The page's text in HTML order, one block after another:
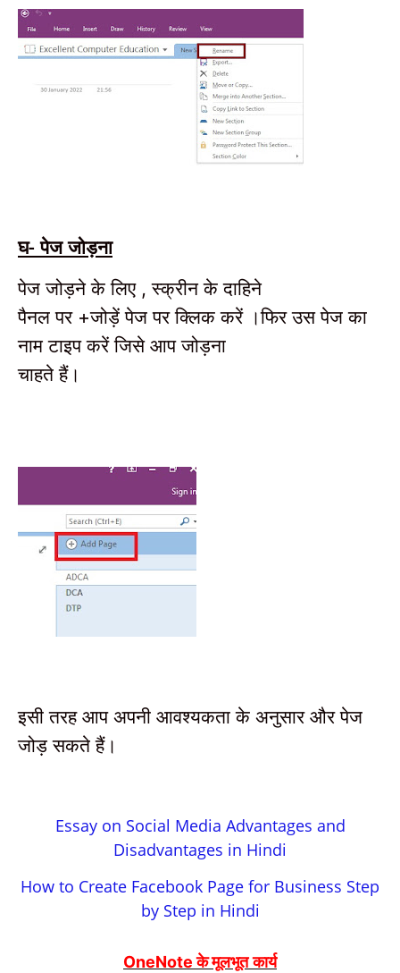
घ- पेज जोड़ना
पेज जोड़ने के लिए ,स्क्रीन के दाहिने
पैनल पर+जोड़ें पेज पर क्लिक करें ।फिर उस पेज का
नाम टाइप करें जिसे आप जोड़ना
चाहते हैं।
इसी तरह आप अपनी आवश्यकता के अनुसार और पेज
जोड़ सकते हैं।
Essay on Social Media Advantages and
Disadvantages in Hindi
How to Create Facebook Page for Business Step
by Step in Hindi
OneNote केमूलभूत कार्य